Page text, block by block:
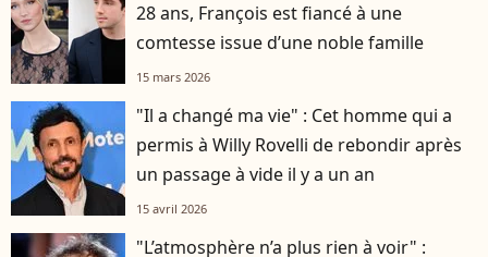
28 ans, François est fiancé à une
comtesse issue d’une noble famille
15 mars 2026
"Il a changé ma vie" : Cet homme qui a
permis à Willy Rovelli de rebondir après
un passage à vide il y a un an
15 avril 2026
"L’atmosphère n’a plus rien à voir" :